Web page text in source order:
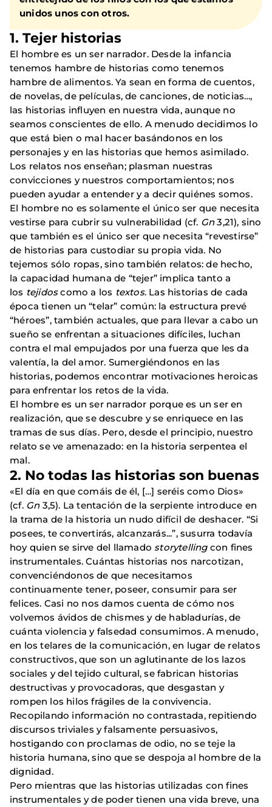
unidos unos con otros.
1. Tejer historias
El hombre es un ser narrador. Desde la infancia
tenemos hambre de historias como tenemos
hambre de alimentos. Ya sean en forma de cuentos,
de novelas, de películas, de canciones, de noticias…,
las historias influyen en nuestra vida, aunque no
seamos conscientes de ello. A menudo decidimos lo
que está bien o mal hacer basándonos en los
personajes y en las historias que hemos asimilado.
Los relatos nos enseñan; plasman nuestras
convicciones y nuestros comportamientos; nos
pueden ayudar a entender y a decir quiénes somos.
El hombre no es solamente el único ser que necesita
vestirse para cubrir su vulnerabilidad (cf. Gn3,21), sino
que también es el único ser que necesita “revestirse”
de historias para custodiar su propia vida. No
tejemos sólo ropas, sino también relatos: de hecho,
la capacidad humana de “tejer” implica tanto a
los tejidoscomo a los textos. Las historias de cada
época tienen un “telar” común: la estructura prevé
“héroes”, también actuales, que para llevar a cabo un
sueño se enfrentan a situaciones difíciles, luchan
contra el mal empujados por una fuerza que les da
valentía, la del amor. Sumergiéndonos en las
historias, podemos encontrar motivaciones heroicas
para enfrentar los retos de la vida.
El hombre es un ser narrador porque es un ser en
realización, que se descubre y se enriquece en las
tramas de sus días. Pero, desde el principio, nuestro
relato se ve amenazado: en la historia serpentea el
mal.
2. No todas las historias son buenas
«El día en que comáis de él, […] seréis como Dios»
(cf. Gn3,5). La tentación de la serpiente introduce en
la trama de la historia un nudo difícil de deshacer. “Si
posees, te convertirás, alcanzarás...”, susurra todavía
hoy quien se sirve del llamado storytellingcon fines
instrumentales. Cuántas historias nos narcotizan,
convenciéndonos de que necesitamos
continuamente tener, poseer, consumir para ser
felices. Casi no nos damos cuenta de cómo nos
volvemos ávidos de chismes y de habladurías, de
cuánta violencia y falsedad consumimos. A menudo,
en los telares de la comunicación, en lugar de relatos
constructivos, que son un aglutinante de los lazos
sociales y del tejido cultural, se fabrican historias
destructivas y provocadoras, que desgastan y
rompen los hilos frágiles de la convivencia.
Recopilando información no contrastada, repitiendo
discursos triviales y falsamente persuasivos,
hostigando con proclamas de odio, no se teje la
historia humana, sino que se despoja al hombre de la
dignidad.
Pero mientras que las historias utilizadas con fines
instrumentales y de poder tienen una vida breve, una